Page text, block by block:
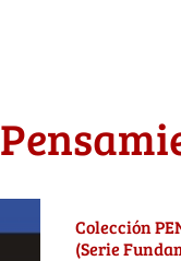
Colección
(Serie